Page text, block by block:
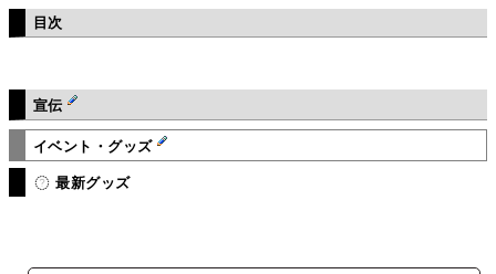
目次
宣伝
イベント・グッズ
最新グッズ